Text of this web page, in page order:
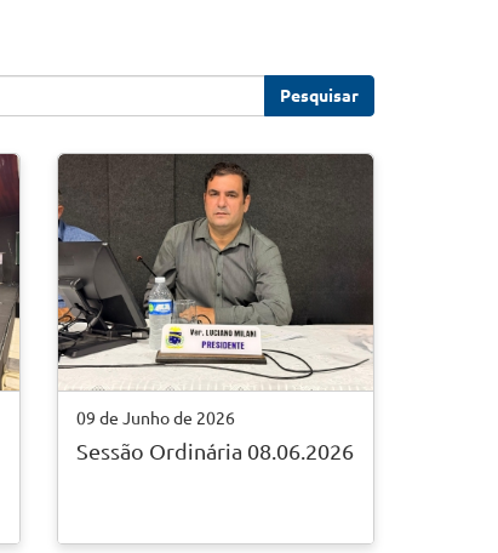
Pesquisar
09 de Junho de 2026
Sessão Ordinária 08.06.2026